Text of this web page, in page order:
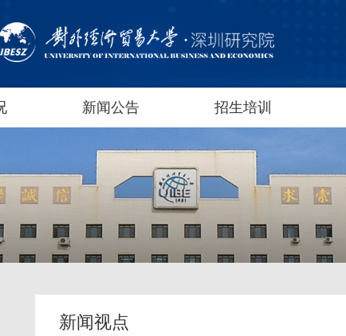
新闻公告 招生培训
新闻视点